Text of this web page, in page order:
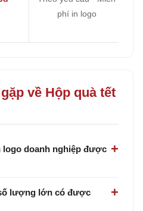
phí in logo
về Hộp quà tết
logo doanh nghiệp được
lượng lớn có được